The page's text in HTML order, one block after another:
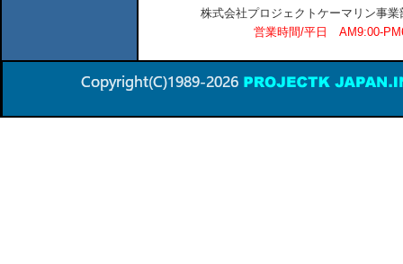
株式会社プロジェクトケーマリン事
営業時間/平日 AM9:00-